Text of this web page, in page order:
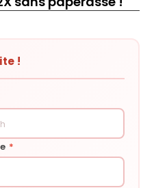
!
*